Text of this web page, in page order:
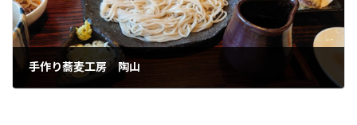
手作り蕎麦工房 陶山